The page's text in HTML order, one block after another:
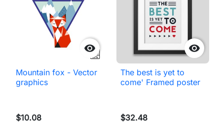

Mountain fox - Vector
graphics
$10.08

The best is yet to
come' Framed poster
$32.48